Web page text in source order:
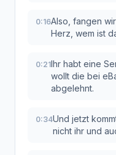
0:16Also, fangen
Herz, wem ist
0:21Ihr habt eine
wollt die bei
abgelehnt.
0:34Und jetzt
nicht ihr und